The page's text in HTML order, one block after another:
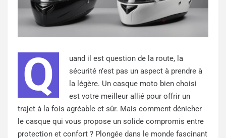
Q
uand il est question de la route, la
sécurité n’est pas un aspect à prendre à
la légère. Un casque moto bien choisi
est votre meilleur allié pour offrir un
trajet à la fois agréable et sûr. Mais comment dénicher
le casque qui vous propose un solide compromis entre
protection et confort ? Plongée dans le monde fascinant